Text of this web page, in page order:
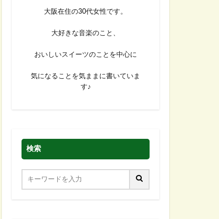
大阪在住の30代女性です。
大好きな音楽のこと、
おいしいスイーツのことを中心に
気になることを気ままに書いていま
す♪
検索